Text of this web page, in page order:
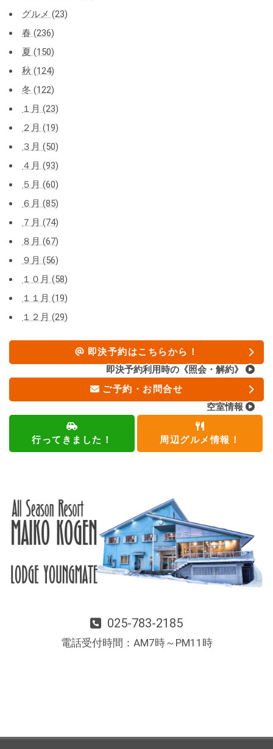
グルメ (23)
春 (236)
夏 (150)
秋 (124)
冬 (122)
１月 (23)
２月 (19)
３月 (50)
４月 (93)
５月 (60)
６月 (85)
７月 (74)
８月 (67)
９月 (56)
１０月 (58)
１１月 (19)
１２月 (29)
即決予約はこちらから！
即決予約利用時の《照会・解約》
ご予約・お問合せ
空室情報
行ってきました！ 周辺グルメ情報！
025-783-2185
電話受付時間：AM7時～PM11時